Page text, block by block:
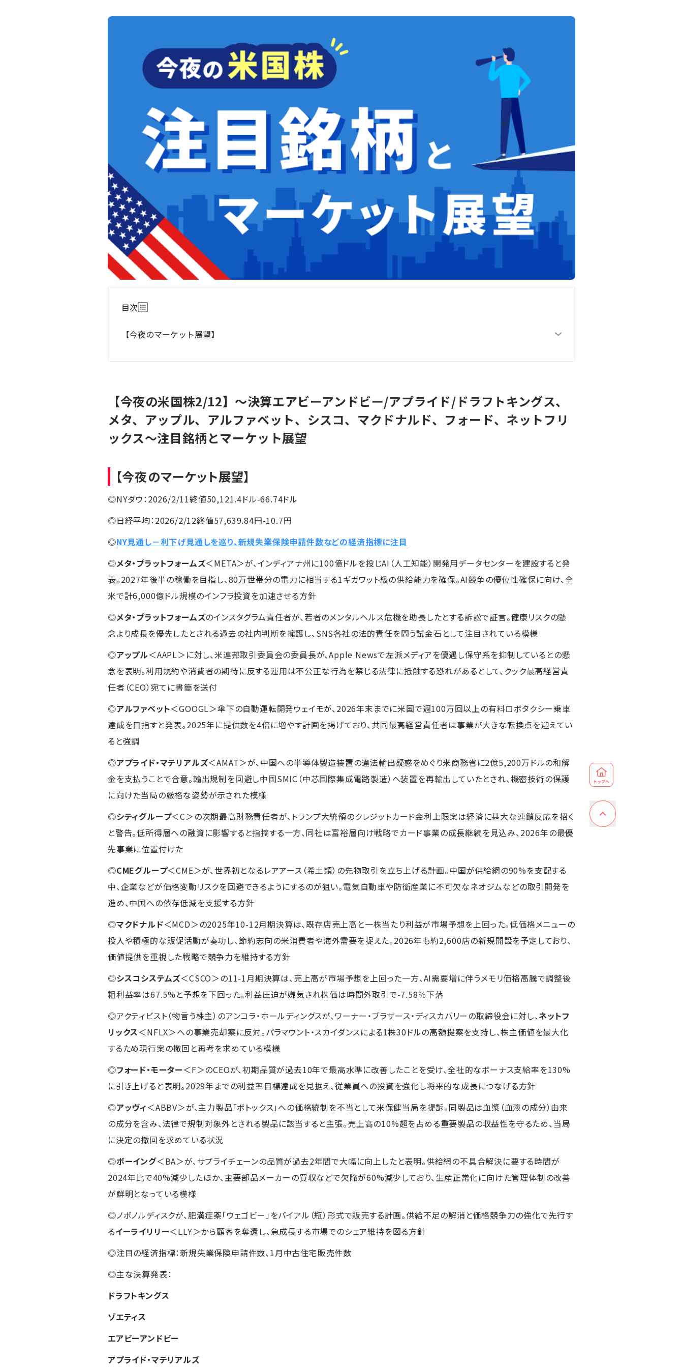
目次
【今夜のマーケット展望】
【今夜の米国株2/12】～決算エアビーアンドビー/アプライド/ドラフトキングス、
メタ、アップル、アルファベット、シスコ、マクドナルド、フォード、ネットフリ
ックス～注目銘柄とマーケット展望
【今夜のマーケット展望】
◎NYダウ：2026/2/11終値50,121.4ドル-66.74ドル
◎日経平均：2026/2/12終値57,639.84円-10.7円
◎NY見通し－利下げ見通しを巡り、新規失業保険申請件数などの経済指標に注目
◎メタ・プラットフォームズ＜META＞が、インディアナ州に100億ドルを投じAI（人工知能）開発用データセンターを建設すると発
表。2027年後半の稼働を目指し、80万世帯分の電力に相当する1ギガワット級の供給能力を確保。AI競争の優位性確保に向け、全
米で計6,000億ドル規模のインフラ投資を加速させる方針
◎メタ・プラットフォームズのインスタグラム責任者が、若者のメンタルヘルス危機を助長したとする訴訟で証言。健康リスクの懸
念より成長を優先したとされる過去の社内判断を擁護し、SNS各社の法的責任を問う試金石として注目されている模様
◎アップル＜AAPL＞に対し、米連邦取引委員会の委員長が、Apple Newsで左派メディアを優遇し保守系を抑制しているとの懸
念を表明。利用規約や消費者の期待に反する運用は不公正な行為を禁じる法律に抵触する恐れがあるとして、クック最高経営責
任者（CEO）宛てに書簡を送付
◎アルファベット＜GOOGL＞傘下の自動運転開発ウェイモが、2026年末までに米国で週100万回以上の有料ロボタクシー乗車
達成を目指すと発表。2025年に提供数を4倍に増やす計画を掲げており、共同最高経営責任者は事業が大きな転換点を迎えてい
ると強調
◎アプライド・マテリアルズ＜AMAT＞が、中国への半導体製造装置の違法輸出疑惑をめぐり米商務省に2億5,200万ドルの和解
金を支払うことで合意。輸出規制を回避し中国SMIC（中芯国際集成電路製造）へ装置を再輸出していたとされ、機密技術の保護
に向けた当局の厳格な姿勢が示された模様
◎シティグループ＜C＞の次期最高財務責任者が、トランプ大統領のクレジットカード金利上限案は経済に甚大な連鎖反応を招く
と警告。低所得層への融資に影響すると指摘する一方、同社は富裕層向け戦略でカード事業の成長継続を見込み、2026年の最優
先事業に位置付けた
◎CMEグループ＜CME＞が、世界初となるレアアース（希土類）の先物取引を立ち上げる計画。中国が供給網の90%を支配する
中、企業などが価格変動リスクを回避できるようにするのが狙い。電気自動車や防衛産業に不可欠なネオジムなどの取引開発を
進め、中国への依存低減を支援する方針
◎マクドナルド＜MCD＞の2025年10-12月期決算は、既存店売上高と一株当たり利益が市場予想を上回った。低価格メニューの
投入や積極的な販促活動が奏功し、節約志向の米消費者や海外需要を捉えた。2026年も約2,600店の新規開設を予定しており、
価値提供を重視した戦略で競争力を維持する方針
◎シスコシステムズ＜CSCO＞の11-1月期決算は、売上高が市場予想を上回った一方、AI需要増に伴うメモリ価格高騰で調整後
粗利益率は67.5%と予想を下回った。利益圧迫が嫌気され株価は時間外取引で-7.58％下落
◎アクティビスト（物言う株主）のアンコラ・ホールディングスが、ワーナー・ブラザース・ディスカバリーの取締役会に対し、ネットフ
リックス＜NFLX＞への事業売却案に反対。パラマウント・スカイダンスによる1株30ドルの高額提案を支持し、株主価値を最大化
するため現行案の撤回と再考を求めている模様
◎フォード・モーター＜F＞のCEOが、初期品質が過去10年で最高水準に改善したことを受け、全社的なボーナス支給率を130%
に引き上げると表明。2029年までの利益率目標達成を見据え、従業員への投資を強化し将来的な成長につなげる方針
◎アッヴィ＜ABBV＞が、主力製品「ボトックス」への価格統制を不当として米保健当局を提訴。同製品は血漿（血液の成分）由来
の成分を含み、法律で規制対象外とされる製品に該当すると主張。売上高の10%超を占める重要製品の収益性を守るため、当局
に決定の撤回を求めている状況
◎ボーイング＜BA＞が、サプライチェーンの品質が過去2年間で大幅に向上したと表明。供給網の不具合解決に要する時間が
2024年比で40%減少したほか、主要部品メーカーの買収などで欠陥が60%減少しており、生産正常化に向けた管理体制の改善
が鮮明となっている模様
◎ノボノルディスクが、肥満症薬「ウェゴビー」をバイアル（瓶）形式で販売する計画。供給不足の解消と価格競争力の強化で先行す
るイーライリリー＜LLY＞から顧客を奪還し、急成長する市場でのシェア維持を図る方針
◎注目の経済指標：新規失業保険申請件数、1月中古住宅販売件数
◎主な決算発表：
ドラフトキングス
ゾエティス
エアビーアンドビー
アプライド・マテリアルズ